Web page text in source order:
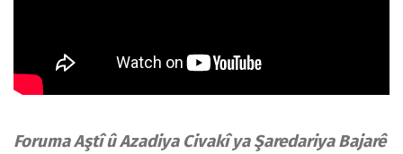
Foruma Aştî û Azadiya Civakî ya Şaredariya Bajarê